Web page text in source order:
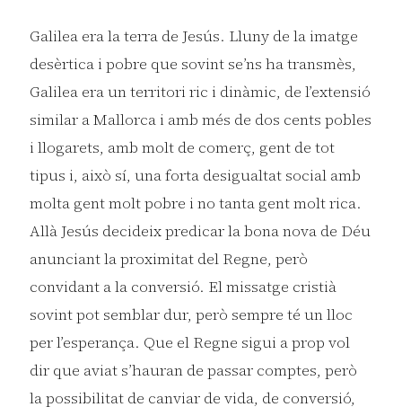
Galilea era la terra de Jesús. Lluny de la imatge
desèrtica i pobre que sovint se’ns ha transmès,
Galilea era un territori ric i dinàmic, de l’extensió
similar a Mallorca i amb més de dos cents pobles
i llogarets, amb molt de comerç, gent de tot
tipus i, això sí, una forta desigualtat social amb
molta gent molt pobre i no tanta gent molt rica.
Allà Jesús decideix predicar la bona nova de Déu
anunciant la proximitat del Regne, però
convidant a la conversió. El missatge cristià
sovint pot semblar dur, però sempre té un lloc
per l’esperança. Que el Regne sigui a prop vol
dir que aviat s’hauran de passar comptes, però
la possibilitat de canviar de vida, de conversió,